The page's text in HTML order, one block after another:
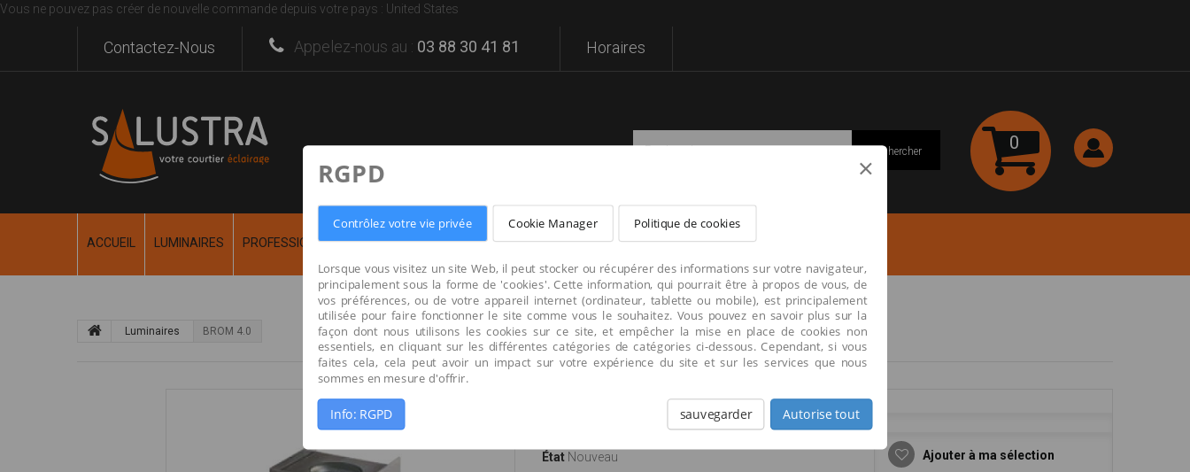
×
RGPD
Contrôlez votre vie privée Cookie Manager Politique de cookies
Lorsque vous visitez un site Web, il peut stocker ou récupérer des informations sur votre navigateur,
principalement sous la forme de 'cookies'. Cette information, qui pourrait être à propos de vous, de
vos préférences, ou de votre appareil internet (ordinateur, tablette ou mobile), est principalement
utilisée pour faire fonctionner le site comme vous le souhaitez. Vous pouvez en savoir plus sur la
façon dont nous utilisons les cookies sur ce site, et empêcher la mise en place de cookies non
essentiels, en cliquant sur les différentes catégories de catégories ci-dessous. Cependant, si vous
faites cela, cela peut avoir un impact sur votre expérience du site et sur les services que nous
sommes en mesure d'offrir.
Info: RGPD sauvegarder Autorise tout
Vous ne pouvez pas créer de nouvelle commande depuis votre pays : United States
Contactez-Nous Appelez-nous au : 03 88 30 41 81 Horaires
0
Rechercher
ACCUEIL LUMINAIRES PROFESSIONNEL RÉALISATIONS MARQUES VOTRE PROJET
Luminaires BROM 4.0
5L40BROM4.0
État Nouveau
Ajouter à ma sélection